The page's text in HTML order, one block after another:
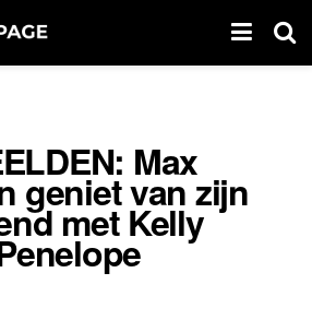
Max
geniet van zijn
met Kelly